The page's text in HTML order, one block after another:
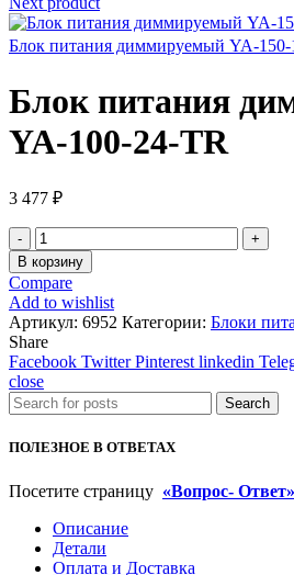
Блок питания диммируемый YA-150-
Блок питания
YA-100-24-TR
3 477 ₽
Количество
товара
Блок
питания
диммируемый
YA-
100-
24-
TR
В корзину
Compare
Add to wishlist
Артикул: 6952 Категории: Блоки
Share
Facebook Twitter Pinterest linkedin
close
Search
ПОЛЕЗНОЕ В ОТВЕТАХ
Посетите страницу «Вопрос- Ответ»
Описание
Детали
Оплата и Доставка